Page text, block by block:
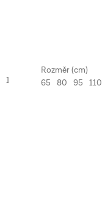
130 x 110 65 80 95 110